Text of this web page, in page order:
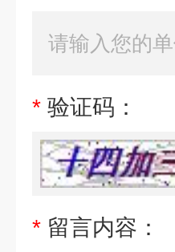
* 验证码：
* 留言内容：